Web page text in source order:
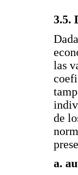
3.5.
las
de
a.